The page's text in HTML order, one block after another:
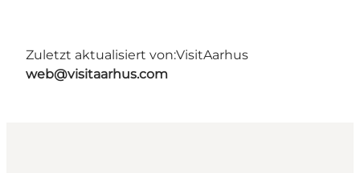
Zuletzt aktualisiert von:VisitAarhus
web@visitaarhus.com